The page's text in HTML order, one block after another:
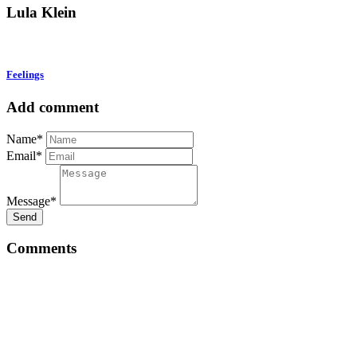
Lula Klein
Feelings
Add comment
Name*
Email*
Message*
Send
Comments